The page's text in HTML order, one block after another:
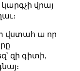
վրայ
վստահ ա որ
զի գիտի,